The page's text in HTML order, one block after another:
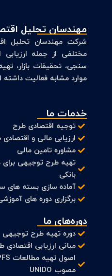
مهندسان تحلیل
شرکت مهندسان تحلیل
مختلفی از جمله ارزیابی
سنجی، تحقیقات بازار،
موارد مشابه فعالیت
خدمات ما
توجیه اقتصادی طرح
ارزیابی مالی و
مشاوره تامین مالی
تهیه طرح توجیهی برای
بانکی
آماده سازی بسته های
برگزاری دوره های
دوره‌های ما
دوره تهیه طرح توجیهی
مبانی ارزیابی اقتصادی
مصوب UNIDO